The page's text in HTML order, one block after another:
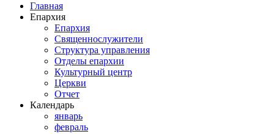
Главная
Епархия
Епархия
Священнослужители
Структура управления
Отделы епархии
Культурный центр
Церкви
Отчет
Календарь
январь
февраль